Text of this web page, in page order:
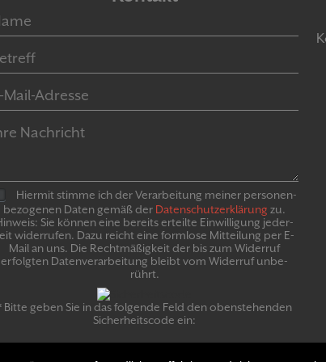
Hiermit stimme ich der Verarbeitung meiner personen­
bezogenen Daten gemäß der Daten­schutz­er­klär­ung zu.
Sie können eine bereits erteilte Ein­willigung jeder­
widerrufen. Dazu reicht eine formlose Mitteilung per E-
Mail an uns. Die Recht­mäßigkeit der bis zum Widerruf
erfolgten Daten­verarbeitung bleibt vom Wider­ruf un­be­
rührt.
Bitte geben Sie in das folgende Feld den obenstehenden
Sicherheitscode ein: